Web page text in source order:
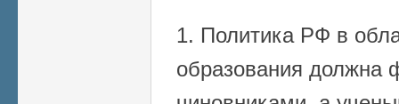
1. Политика РФ в
образования должна